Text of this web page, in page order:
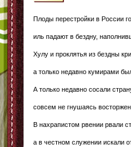
Плоды перестройки в России
иль падают в бездну,
Хулу и проклятья из бездны
а только недавно кумирами
А только недавно сосали
совсем не гнушаясь
В нахрапистом рвении рвали
а в честном служении искали